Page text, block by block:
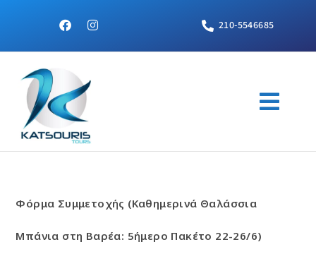
210-5546685
Φόρμα Συμμετοχής (Καθημερινά Θαλάσσια
Μπάνια στη Βαρέα: 5ήμερο Πακέτο 22-26/6)